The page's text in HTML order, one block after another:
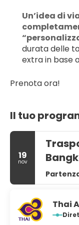
Un’idea di
durata delle
extra in base
Prenota ora!
Il tuo
19
nov
Thai